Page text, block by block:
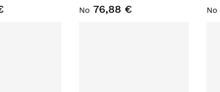
No 76,88 € No